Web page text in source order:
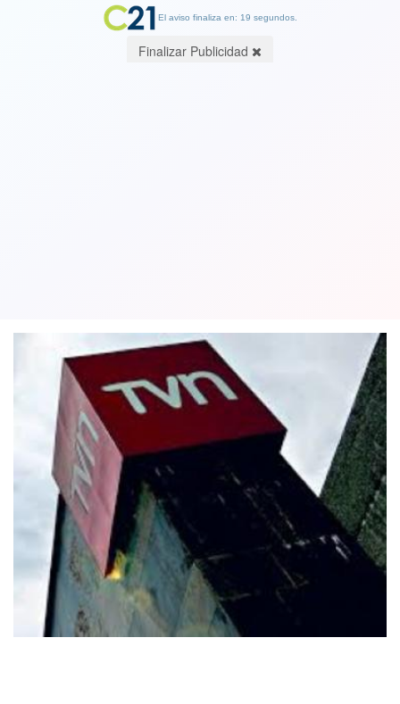
El aviso finaliza en: 19 segundos.
Finalizar Publicidad